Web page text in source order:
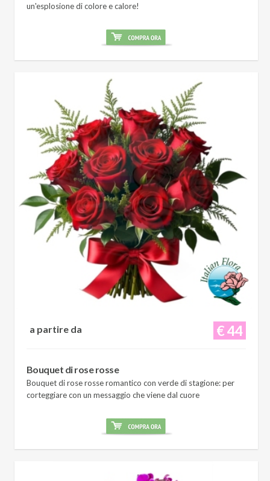
un'esplosione di colore e calore!
€ 44
a partire da
Bouquet di rose rosse
Bouquet di rose rosse romantico con verde di stagione: per
corteggiare con un messaggio che viene dal cuore